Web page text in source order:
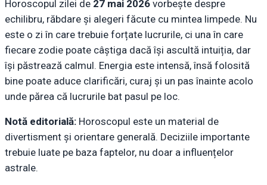
Horoscopul zilei de 27 mai 2026 vorbește despre
echilibru, răbdare și alegeri făcute cu mintea limpede. Nu
este o zi în care trebuie forțate lucrurile, ci una în care
fiecare zodie poate câștiga dacă își ascultă intuiția, dar
își păstrează calmul. Energia este intensă, însă folosită
bine poate aduce clarificări, curaj și un pas înainte acolo
unde părea că lucrurile bat pasul pe loc.
Notă editorială: Horoscopul este un material de
divertisment și orientare generală. Deciziile importante
trebuie luate pe baza faptelor, nu doar a influențelor
astrale.